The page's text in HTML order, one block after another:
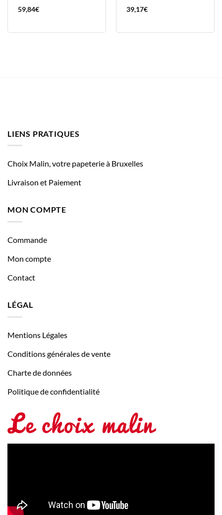
59,84€ 39,17€
LIENS PRATIQUES
Choix Malin, votre papeterie à Bruxelles
Livraison et Paiement
MON COMPTE
Commande
Mon compte
Contact
LÉGAL
Mentions Légales
Conditions générales de vente
Charte de données
Politique de confidentialité